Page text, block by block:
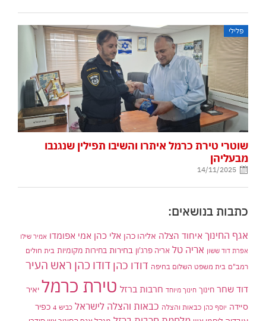
פלילי
שוטרי טירת כרמל איתרו והשיבו תפילין שנגנבו
מבעליהן
14/11/2025
כתבות בנושאים:
אגף החינוך איחוד הצלה אליהו כהן אלי כהן אמי אפומדו אמיר שילו
אפרת דוד ששון אריה טל אריה פרג'ון בחירות בחירות מקומיות בית חולים
רמב"ם בית משפט השלום בחיפה דודו כהן דודו כהן ראש העיר
דוד שחר חינוך חינוך מיוחד חרבות ברזל טירת כרמל יאיר
סיידה יוסף כהן כבאות והצלה כבאות והצלה לישראל כביש 4
כפיר